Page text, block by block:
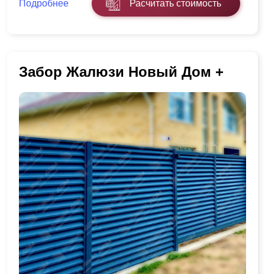
Подробнее Расчитать стоимость
Забор Жалюзи Новый Дом +